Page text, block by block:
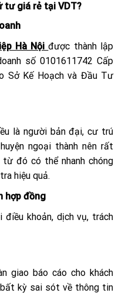
tư giá rẻ tại VDT?
Hà Nộiđược thành lập
số 0101611742 Cấp
Sở Kế Hoạch và Đầu Tư
là người bản đại, cư trú
ngoại thành nên rất
đó có thể nhanh chóng
hiệu quả.
hợp đồng
khoản, dịch vụ, trách
giao báo cáo cho khách
bất kỳ sai sót về thông tin